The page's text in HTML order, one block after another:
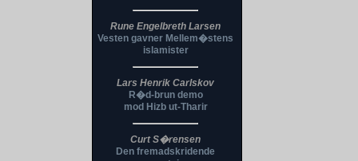
Rune Engelbreth Larsen
Vesten gavner Mellem�stens
islamister
Lars Henrik Carlskov
R�d-brun demo
mod Hizb ut-Tharir
Curt S�rensen
Den fremadskridende